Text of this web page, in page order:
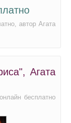
автор Агата
Агата
бесплатно